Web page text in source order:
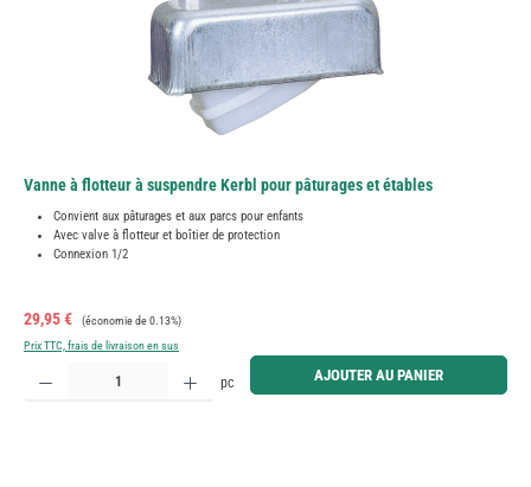
Vanne à flotteur à suspendre Kerbl pour pâturages et étables
Convient aux pâturages et aux parcs pour enfants
Avec valve à flotteur et boîtier de protection
Connexion 1/2
Prix de vente :
29,95 € Prix régulier :
(économie de 0.13%)
Prix TTC, frais de livraison en sus
Quantité de produit : Entrez la quantité souhaitée ou utilisez les boutons pour augmenter ou
pc AJOUTER AU PANIER